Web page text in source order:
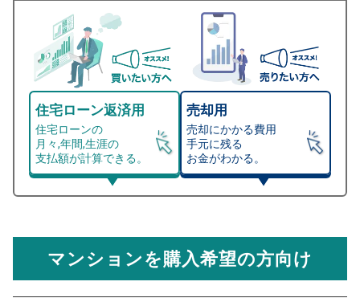
住宅ローン返済用
住宅ローンの
月々,年間,生涯の
支払額が計算できる。
売却用
売却にかかる費用
手元に残る
お金がわかる。
総支払額シミュレーション
計算できます。
万円
マンション売却シミュレーター
から売却にかかる諸経費が自動で算出され、手元に残る
金額がわかります。
マンションを購入希望の方向け